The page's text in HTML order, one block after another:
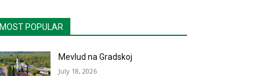
MOST POPULAR
Mevlud na Gradskoj
July 18, 2026